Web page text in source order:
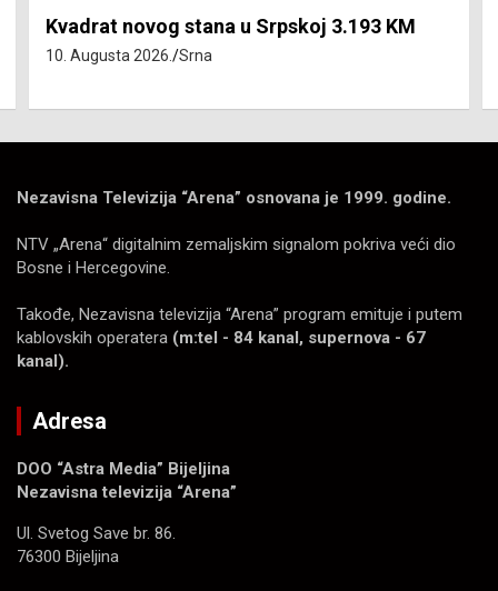
Kvadrat novog stana u Srpskoj 3.193 KM
10. Augusta 2026. Srna
Nezavisna Televizija “Arena” osnovana je 1999. godine.
NTV „Arena“ digitalnim zemaljskim signalom pokriva veći dio
Bosne i Hercegovine.
Takođe, Nezavisna televizija “Arena” program emituje i putem
kablovskih operatera (m:tel - 84 kanal, supernova - 67
kanal).
Adresa
DOO “Astra Media” Bijeljina
Nezavisna televizija “Arena”
Ul. Svetog Save br. 86.
76300 Bijeljina